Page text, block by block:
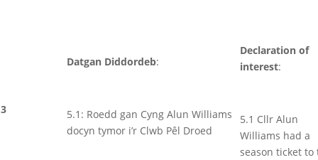
3
Datgan Diddordeb:
5.1: Roedd gan Cyng Alun Williams
docyn tymor i’r Clwb Pêl Droed
Declaration of
interest:
5.1 Cllr Alun
Williams had a
season ticket to